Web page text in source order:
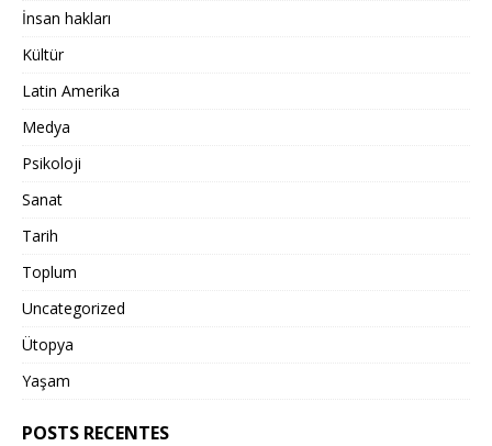
İnsan hakları
Kültür
Latin Amerika
Medya
Psikoloji
Sanat
Tarih
Toplum
Uncategorized
Ütopya
Yaşam
POSTS RECENTES